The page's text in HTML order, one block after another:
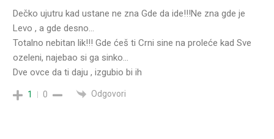
Dečko ujutru kad ustane ne zna Gde da ide!!!Ne zna gde je
Levo , a gde desno…
Totalno nebitan lik!!! Gde ćeš ti Crni sine na proleće kad Sve
ozeleni, najebao si ga sinko…
Dve ovce da ti daju , izgubio bi ih
1 0 Odgovori